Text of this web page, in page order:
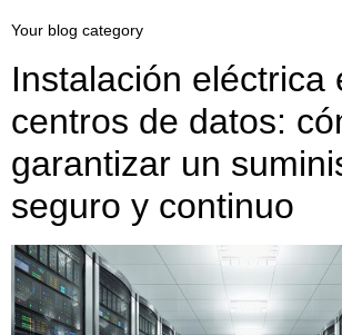
Your blog category
Instalación eléctrica
centros de datos:
garantizar un
seguro y continuo